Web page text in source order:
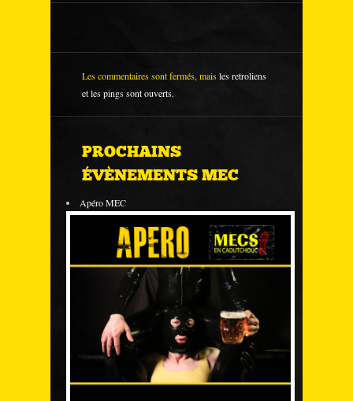
Les commentaires sont fermés, maisles retroliens
et les pings sont ouverts.
PROCHAINS
ÉVÈNEMENTS MEC
Apéro MEC